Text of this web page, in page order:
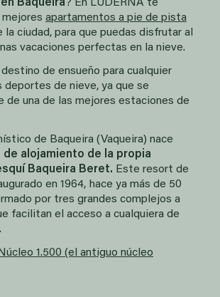
Baqueira? En LUDERNA te
apartamentos a pie de pista
la ciudad, para que puedas disfrutar al
vacaciones perfectas en la nieve.
de ensueño para cualquier
deportes de nieve, ya que se
de una de las mejores estaciones de
de Baqueira (Vaqueira) nace
de alojamiento de la propia
Baqueira Beret. Este resort de
en 1964, hace ya más de 50
por tres grandes complejos a
facilitan el acceso a cualquiera de
Núcleo 1.500 (el antiguo núcleo